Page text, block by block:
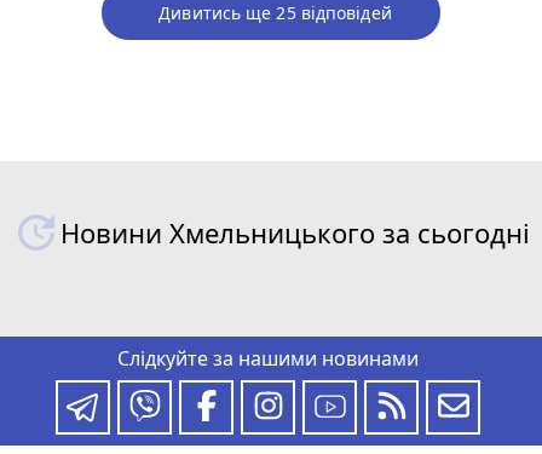
Дивитись ще 25 відповідей
Новини Хмельницького за сьогодні
Слідкуйте за нашими новинами